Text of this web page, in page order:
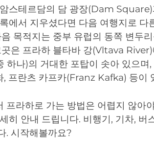
스테르담의 담 광장(Dam
에서 지우셨다면 다음 여행지로 다
목적지는 중부 유럽의 동쪽 변두
은 프라하 블타바 강(Vltava
하나)의 거대한 포탑이 솟아 있으며
, 프란츠 카프카(Franz Kafka) 등이
프라하로 가는 방법은 어렵지 않아
히 안내 드립니다. 비행기, 기차, 버
. 시작해볼까요?